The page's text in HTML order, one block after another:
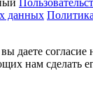
данных Политика
даете согласие
нам сделать